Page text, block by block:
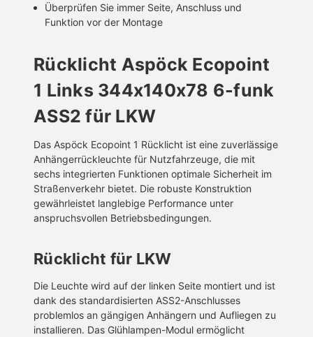
Überprüfen Sie immer Seite, Anschluss und
Funktion vor der Montage
Rücklicht Aspöck Ecopoint
1 Links 344x140x78 6-funk
ASS2 für LKW
Das Aspöck Ecopoint 1 Rücklicht ist eine zuverlässige
Anhängerrückleuchte für Nutzfahrzeuge, die mit
sechs integrierten Funktionen optimale Sicherheit im
Straßenverkehr bietet. Die robuste Konstruktion
gewährleistet langlebige Performance unter
anspruchsvollen Betriebsbedingungen.
Rücklicht für LKW
Die Leuchte wird auf der linken Seite montiert und ist
dank des standardisierten ASS2-Anschlusses
problemlos an gängigen Anhängern und Aufliegen zu
installieren. Das Glühlampen-Modul ermöglicht